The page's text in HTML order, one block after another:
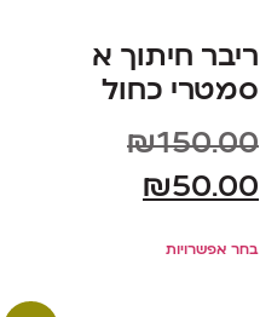
ריבר חיתוך א
סמטרי כחול
₪150.00
₪50.00
בחר אפשרויות